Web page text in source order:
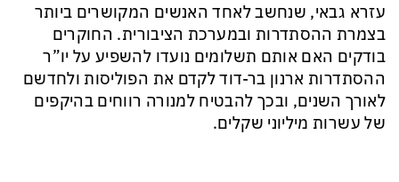
עזרא גבאי, שנחשב לאחד האנשים המקושרים ביותר
בצמרת ההסתדרות ובמערכת הציבורית. החוקרים
בודקים האם אותם תשלומים נועדו להשפיע על יו”ר
ההסתדרות ארנון בר-דוד לקדם את הפוליסות ולחדשם
לאורך השנים, ובכך להבטיח למנורה רווחים בהיקפים
של עשרות מיליוני שקלים.